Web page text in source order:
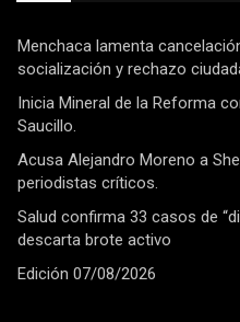
Menchaca lamenta
socialización y rechazo
Inicia Mineral de la Reforma
Saucillo.
Acusa Alejandro Moreno a
periodistas críticos.
Salud confirma 33 casos de
descarta brote activo
Edición 07/08/2026